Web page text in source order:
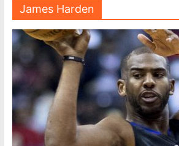
James Harden